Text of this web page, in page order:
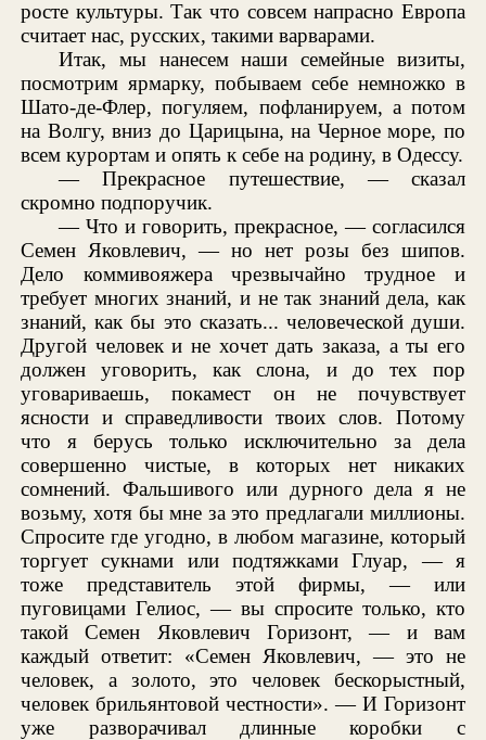
росте культуры. Так что совсем напрасно Европа
считает нас, русских, такими варварами.
Итак, мы нанесем наши семейные визиты,
посмотрим ярмарку, побываем себе немножко в
Шато-де-Флер, погуляем, пофланируем, а потом
на Волгу, вниз до Царицына, на Черное море, по
всем курортам и опять к себе на родину, в Одессу.
— Прекрасное путешествие, — сказал
скромно подпоручик.
— Что и говорить, прекрасное, — согласился
Семен Яковлевич, — но нет розы без шипов.
Дело коммивояжера чрезвычайно трудное и
требует многих знаний, и не так знаний дела, как
знаний, как бы это сказать... человеческой души.
Другой человек и не хочет дать заказа, а ты его
должен уговорить, как слона, и до тех пор
уговариваешь, покамест он не почувствует
ясности и справедливости твоих слов. Потому
что я берусь только исключительно за дела
совершенно чистые, в которых нет никаких
сомнений. Фальшивого или дурного дела я не
возьму, хотя бы мне за это предлагали миллионы.
Спросите где угодно, в любом магазине, который
торгует сукнами или подтяжками Глуар, — я
тоже представитель этой фирмы, — или
пуговицами Гелиос, — вы спросите только, кто
такой Семен Яковлевич Горизонт, — и вам
каждый ответит: «Семен Яковлевич, — это не
человек, а золото, это человек бескорыстный,
человек брильянтовой честности». — И Горизонт
уже разворачивал длинные коробки с